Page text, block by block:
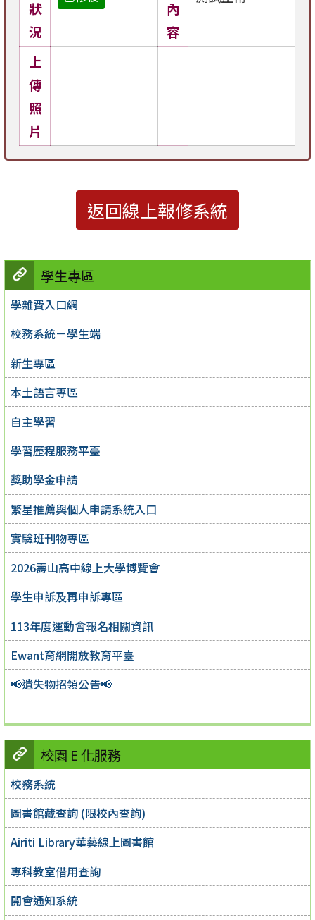
學生專區
學雜費入口網
校務系統－學生端
新生專區
本土語言專區
自主學習
學習歷程服務平臺
獎助學金申請
繁星推薦與個人申請系統入口
實驗班刊物專區
2026壽山高中線上大學博覽會
學生申訴及再申訴專區
113年度運動會報名相關資訊
Ewant育網開放教育平臺
📢遺失物招領公告📢
校園 E 化服務
校務系統
圖書館藏查詢 (限校內查詢)
Airiti Library華藝線上圖書館
專科教室借用查詢
開會通知系統
狀
況
內
容
上
傳
照
片
返回線上報修系統